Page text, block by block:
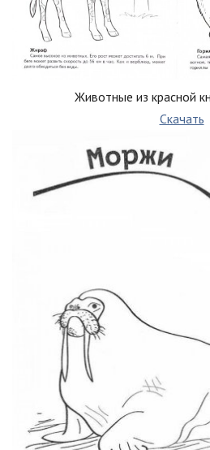
Животные из красной
Скачать